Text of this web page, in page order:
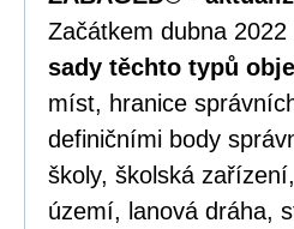
Začátkem dubna
sady těchto typů
míst, hranice
definičními body
školy, školská
území, lanová dráha,